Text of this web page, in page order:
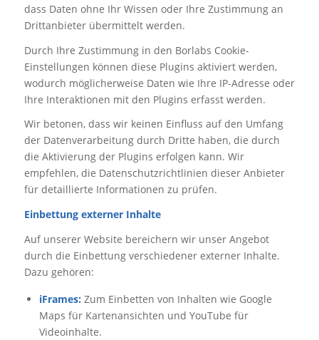
dass Daten ohne Ihr Wissen oder Ihre Zustimmung an
Drittanbieter übermittelt werden.
Durch Ihre Zustimmung in den Borlabs Cookie-
Einstellungen können diese Plugins aktiviert werden,
wodurch möglicherweise Daten wie Ihre IP-Adresse oder
Ihre Interaktionen mit den Plugins erfasst werden.
Wir betonen, dass wir keinen Einfluss auf den Umfang
der Datenverarbeitung durch Dritte haben, die durch
die Aktivierung der Plugins erfolgen kann. Wir
empfehlen, die Datenschutzrichtlinien dieser Anbieter
für detaillierte Informationen zu prüfen.
Einbettung externer Inhalte
Auf unserer Website bereichern wir unser Angebot
durch die Einbettung verschiedener externer Inhalte.
Dazu gehören:
iFrames:Zum Einbetten von Inhalten wie Google
Maps für Kartenansichten und YouTube für
Videoinhalte.